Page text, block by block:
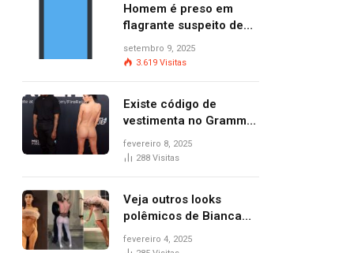
Homem é preso em
flagrante suspeito de
provocar dois incêndios
criminosos no mesmo
setembro 9, 2025
3.619 Visitas
Existe código de
vestimenta no Grammy?
Questionamento surgiu
após Bianca Censori,
premiação
fevereiro 8, 2025
288 Visitas
Veja outros looks
polêmicos de Bianca
Censori, esposa de
Kanye West que
fevereiro 4, 2025